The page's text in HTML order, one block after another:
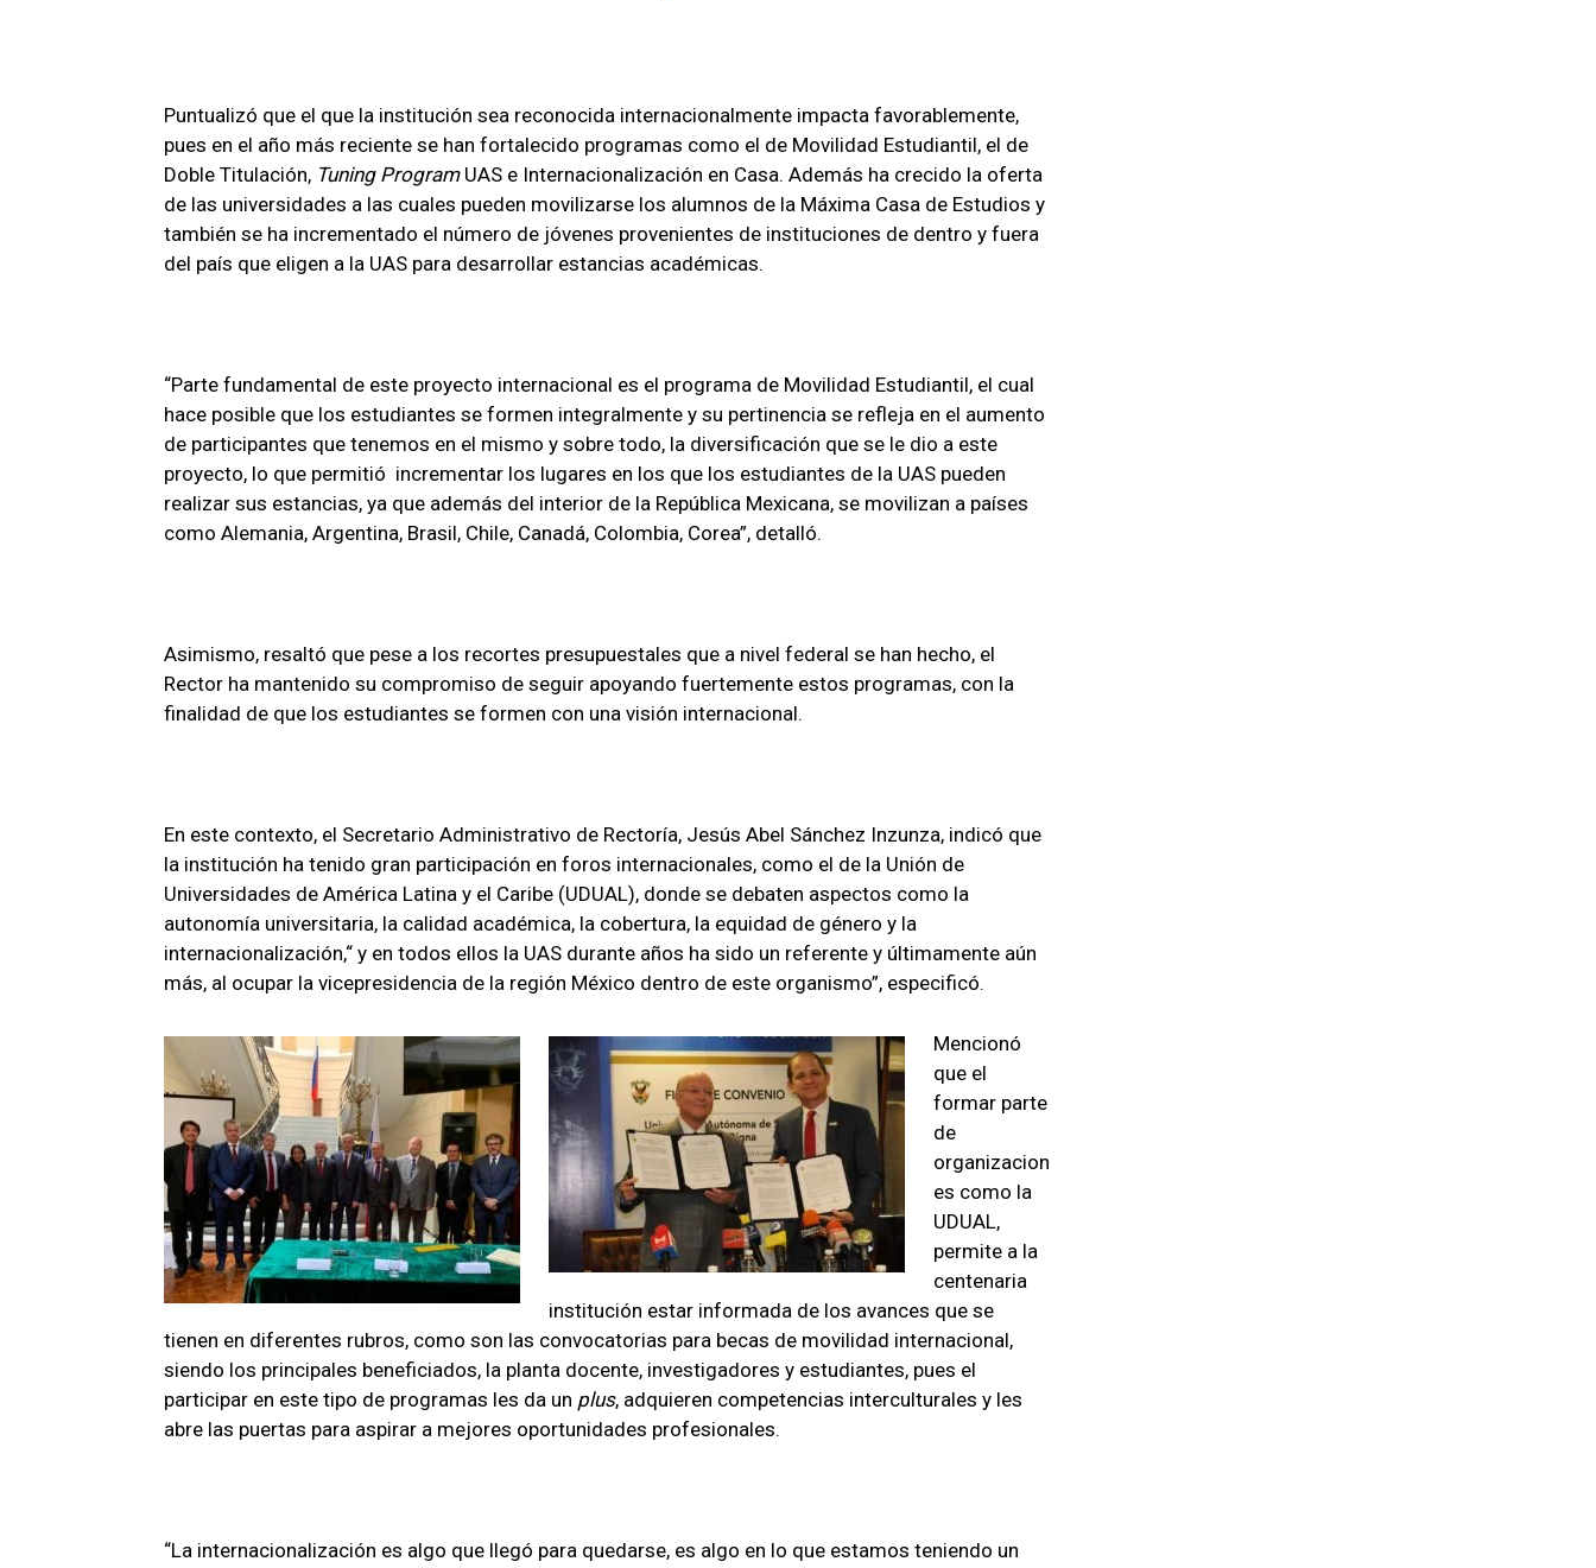
Puntualizó que el que la institución sea reconocida internacionalmente impacta favorablemente,
pues en el año más reciente se han fortalecido programas como el de Movilidad Estudiantil, el de
Doble Titulación, Tuning ProgramUAS e Internacionalización en Casa. Además ha crecido la oferta
de las universidades a las cuales pueden movilizarse los alumnos de la Máxima Casa de Estudios y
también se ha incrementado el número de jóvenes provenientes de instituciones de dentro y fuera
del país que eligen a la UAS para desarrollar estancias académicas.
“Parte fundamental de este proyecto internacional es el programa de Movilidad Estudiantil, el cual
hace posible que los estudiantes se formen integralmente y su pertinencia se refleja en el aumento
de participantes que tenemos en el mismo y sobre todo, la diversificación que se le dio a este
proyecto, lo que permitió incrementar los lugares en los que los estudiantes de la UAS pueden
realizar sus estancias, ya que además del interior de la República Mexicana, se movilizan a países
como Alemania, Argentina, Brasil, Chile, Canadá, Colombia, Corea”, detalló.
Asimismo, resaltó que pese a los recortes presupuestales que a nivel federal se han hecho, el
Rector ha mantenido su compromiso de seguir apoyando fuertemente estos programas, con la
finalidad de que los estudiantes se formen con una visión internacional.
En este contexto, el Secretario Administrativo de Rectoría, Jesús Abel Sánchez Inzunza, indicó que
la institución ha tenido gran participación en foros internacionales, como el de la Unión de
Universidades de América Latina y el Caribe (UDUAL), donde se debaten aspectos como la
autonomía universitaria, la calidad académica, la cobertura, la equidad de género y la
internacionalización,“ y en todos ellos la UAS durante años ha sido un referente y últimamente aún
más, al ocupar la vicepresidencia de la región México dentro de este organismo”, especificó.
Mencionó
que el
formar parte
de
organizacion
es como la
UDUAL,
permite a la
centenaria
institución estar informada de los avances que se
tienen en diferentes rubros, como son las convocatorias para becas de movilidad internacional,
siendo los principales beneficiados, la planta docente, investigadores y estudiantes, pues el
participar en este tipo de programas les da un plus, adquieren competencias interculturales y les
abre las puertas para aspirar a mejores oportunidades profesionales.
“La internacionalización es algo que llegó para quedarse, es algo en lo que estamos teniendo un